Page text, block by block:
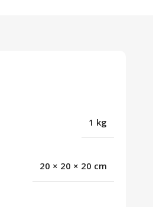
1 kg
20 × 20 × 20 cm